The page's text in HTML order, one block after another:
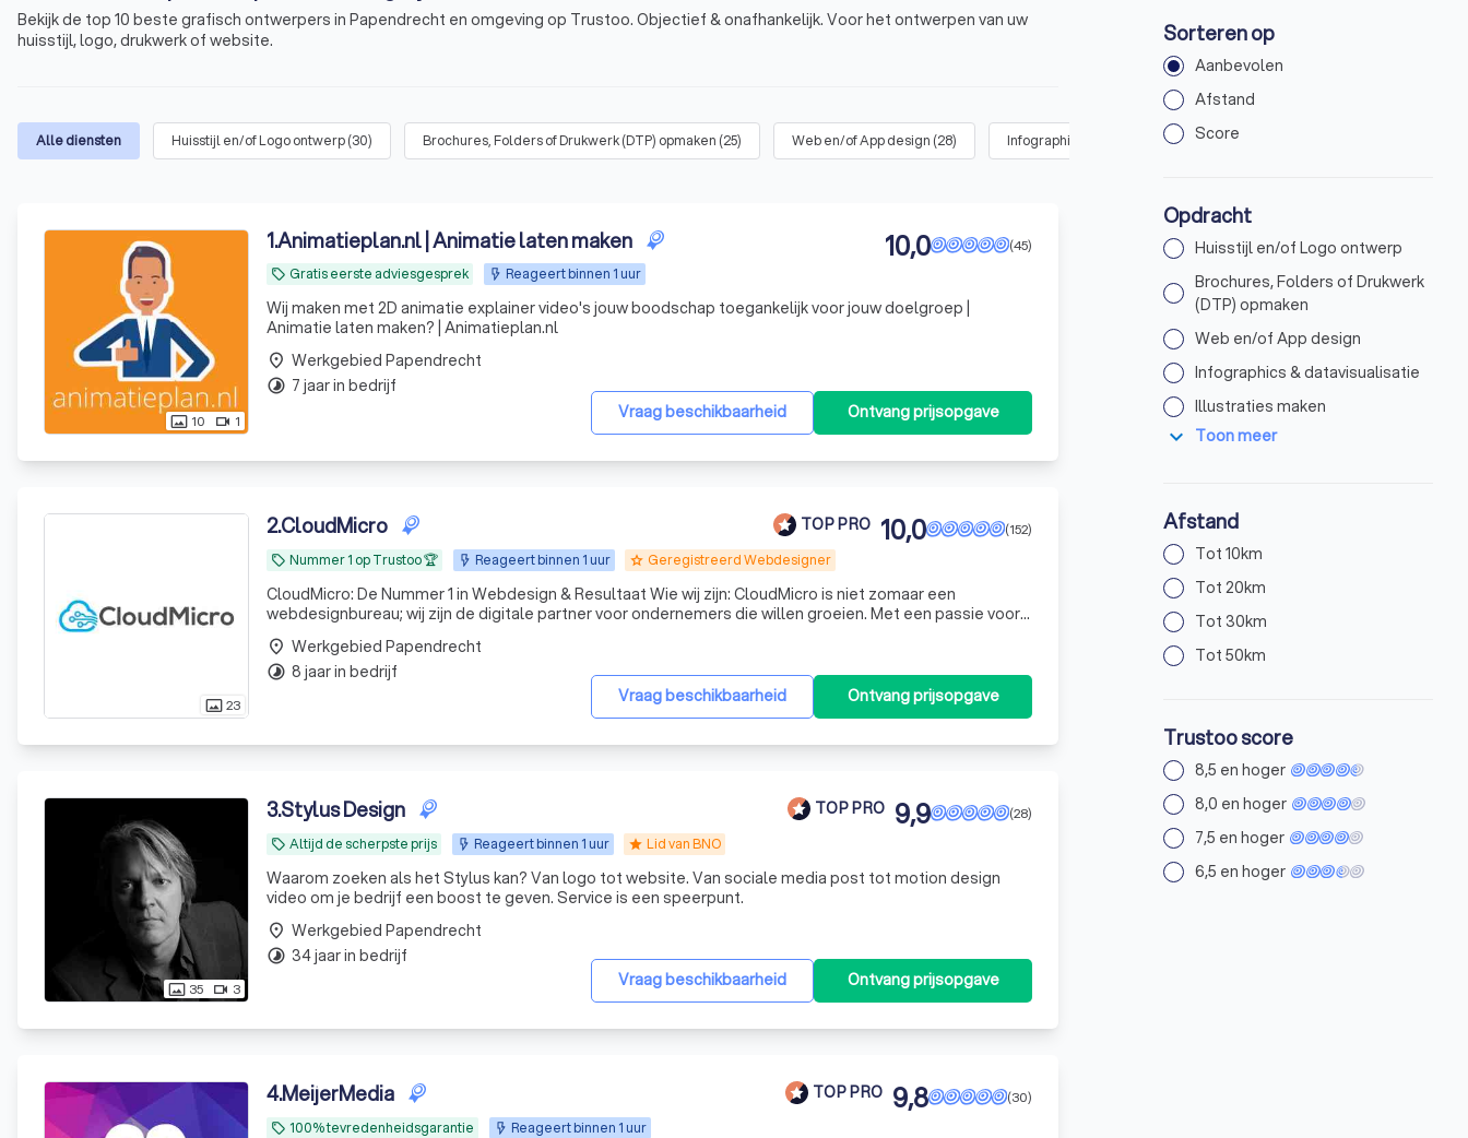
Bekijk de top 10 beste grafisch ontwerpers in Papendrecht en omgeving op Trustoo. Objectief & onafhankelijk. Voor het ontwerpen van uw
huisstijl, logo, drukwerk of website.
Alle diensten Huisstijl en/of Logo ontwerp(30) Brochures, Folders of Drukwerk (DTP) opmaken (25) Web en/of App design (28) Infographics & datavisualisatie(12)
photo_size_select_actual 10 videocam 1
1.Animatieplan.nl | Animatie laten maken
local_offer Gratis eerste adviesgesprek Reageert binnen 1 uur
(45)
10,0
Wij maken met 2D animatie explainer video's jouw boodschap toegankelijk voor jouw doelgroep |
Animatie laten maken? | Animatieplan.nl
Vraag beschikbaarheid Ontvang prijsopgave
place Werkgebied Papendrecht
timelapse 7 jaar in bedrijf
photo_size_select_actual23
2.CloudMicro TOP PRO
local_offer Nummer 1 op Trustoo 🏆 Reageert binnen 1 uur grade Geregistreerd Webdesigner
(152)
10,0
CloudMicro: De Nummer 1 in Webdesign & Resultaat Wie wij zijn: CloudMicro is niet zomaar een
webdesignbureau; wij zijn de digitale partner voor ondernemers die willen groeien. Met een passie voor
design en een scherp oog voor conversie creëren wij professionele websites en webshops die doen
waar ze
Vraag beschikbaarheid
Ontvang prijsopgave
place Werkgebied Papendrecht
timelapse 8 jaar in bedrijf
photo_size_select_actual 35 videocam 3
3.Stylus Design TOP PRO
local_offer Altijd de scherpste prijs Reageert binnen 1 uur star Lid van BNO
(28)
9,9
Waarom zoeken als het Stylus kan? Van logo tot website. Van sociale media post tot motion design
video om je bedrijf een boost te geven. Service is een speerpunt.
Vraag beschikbaarheid Ontvang prijsopgave
place Werkgebied Papendrecht
timelapse 34 jaar in bedrijf
4.MeijerMedia TOP PRO
local_offer 100% tevredenheidsgarantie Reageert binnen 1 uur
(30)
9,8
Sorteren op
Aanbevolen
Afstand
Score
Opdracht
Huisstijl en/of Logo ontwerp
Brochures, Folders of Drukwerk
(DTP) opmaken
Web en/of App design
Infographics & datavisualisatie
Illustraties maken
expand_more Toon meer
Afstand
Tot 10km
Tot 20km
Tot 30km
Tot 50km
Trustoo score
8,5 en hoger
8,0 en hoger
7,5 en hoger
6,5 en hoger